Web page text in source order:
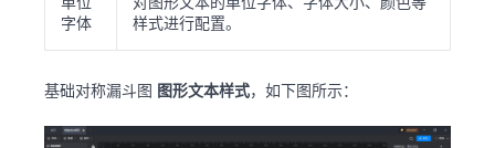
字体
样式进行配置。
基础对称漏斗图 图形文本样式，如下图所示：